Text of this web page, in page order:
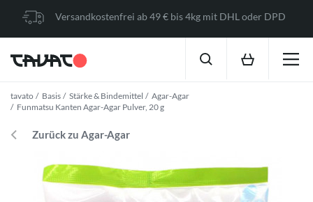
Versandkostenfrei ab 49 € bis 4kg mit DHL oder DPD
tavato Basis Stärke & Bindemittel
Agar-Agar
Funmatsu Kanten Agar-Agar Pulver, 20 g
Zurück zu Agar-Agar